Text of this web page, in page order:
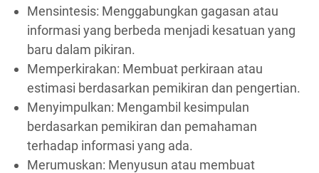
Mensintesis: Menggabungkan gagasan atau
informasi yang berbeda menjadi kesatuan yang
baru dalam pikiran.
Memperkirakan: Membuat perkiraan atau
estimasi berdasarkan pemikiran dan pengertian.
Menyimpulkan: Mengambil kesimpulan
berdasarkan pemikiran dan pemahaman
terhadap informasi yang ada.
Merumuskan: Menyusun atau membuat